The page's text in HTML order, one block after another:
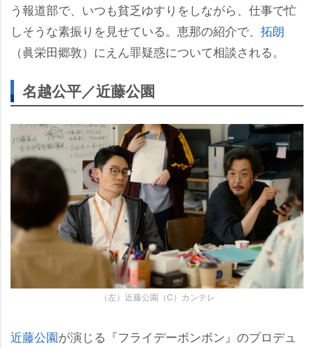
う報道部で、いつも貧乏ゆすりをしながら、仕事で忙
しそうな素振りを見せている。恵那の紹介で、 拓朗
（眞栄田郷敦）にえん罪疑惑について相談される。
名越公平／近藤公園
（左）近藤公園（C）カンテレ
近藤公園が演じる『フライデーボンボン』のプロデュ